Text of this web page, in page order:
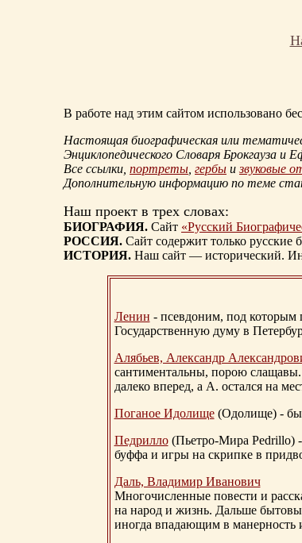
В работе над этим сайтом использовано
Настоящая биографическая или
Энциклопедического Словаря Брокгауза и
Все ссылки, портреты гербы и звуковые
Дополнительную информацию по теме
Наш проект в трех словах:
БИОГРАФИЯ. Сайт «Русский
РОССИЯ. Сайт содержит только
ИСТОРИЯ. Наш сайт — исторический.
Ленин - псевдоним, под которым
Государственную думу в
Алябьев, Александр
сантиментальны, порою
далеко вперед, а А. остался на
Поганое Идолище(Одолище) -
Педрилло(Пьетро-Мира Pedrillo)
буффа и игры на скрипке в
Даль, Владимир Иванович
Многочисленные повести и
на народ и жизнь. Дальше
иногда впадающим в манерность